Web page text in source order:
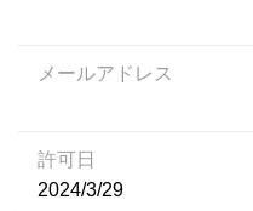
メールアドレス
許可日
2024/3/29